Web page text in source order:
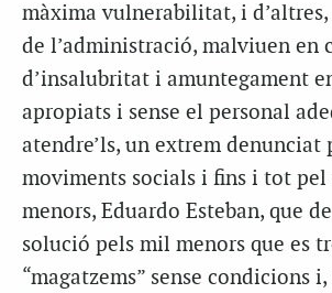
màxima vulnerabilitat, i
de l’administració, malviuen en
d’insalubritat i amuntegament
apropiats i sense el personal
atendre’ls, un extrem denunciat
moviments socials i fins i tot pel
menors, Eduardo Esteban, que
solució pels mil menors que es
“magatzems” sense condicions